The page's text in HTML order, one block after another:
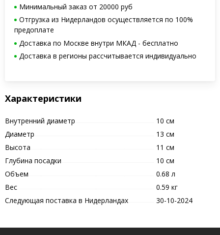
Минимальный заказ от 20000 руб
Отгрузка из Нидерландов осуществляется по 100%
предоплате
Доставка по Москве внутри МКАД - бесплатно
Доставка в регионы рассчитывается индивидуально
Характеристики
Внутренний диаметр
10 см
Диаметр
13 см
Высота
11 см
Глубина посадки
10 см
Объем
0.68 л
Вес
0.59 кг
Следующая поставка в Нидерландах
30-10-2024